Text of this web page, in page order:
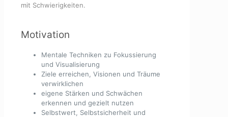
mit Schwierigkeiten.
Motivation
Mentale Techniken zu Fokussierung
und Visualisierung
Ziele erreichen, Visionen und Träume
verwirklichen
eigene Stärken und Schwächen
erkennen und gezielt nutzen
Selbstwert, Selbstsicherheit und